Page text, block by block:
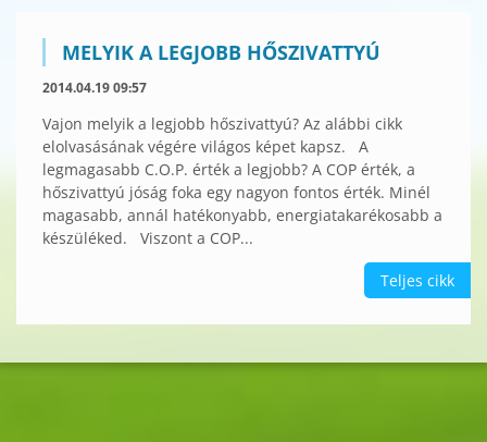
MELYIK A LEGJOBB HŐSZIVATTYÚ
2014.04.19 09:57
Vajon melyik a legjobb hőszivattyú? Az alábbi cikk
elolvasásának végére világos képet kapsz. A
legmagasabb C.O.P. érték a legjobb? A COP érték, a
hőszivattyú jóság foka egy nagyon fontos érték. Minél
magasabb, annál hatékonyabb, energiatakarékosabb a
készüléked. Viszont a COP...
Teljes cikk